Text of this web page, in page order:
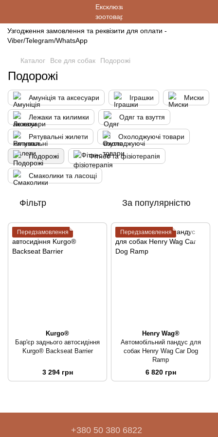
Узгодження замовлення та реквізити для оплати -
Viber/Telegram/WhatsApp
Каталог Все для собак Подорожі
Подорожі
Амуніція та аксесуари Іграшки Миски
Лежаки та килимки Одяг та взуття
Рятувальні жилети Охолоджуючі товари
Подорожі Фітнес та фізіотерапія
Смаколики та ласощі
Фільтр За популярністю
Передзамовлення
Kurgo®
Бар'єр заднього автосидіння
Kurgo® Backseat Barrier
3 294 грн
Передзамовлення
Henry Wag®
Автомобільний пандус для
собак Henry Wag Car Dog
Ramp
6 820 грн
+380 50 380 6822